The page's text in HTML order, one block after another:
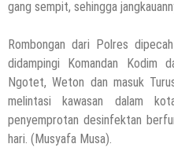
gang sempit, sehingga
Rombongan dari Polres
didampingi Komandan Kodim
Ngotet, Weton dan masuk
melintasi kawasan dalam
penyemprotan desinfektan
hari. (Musyafa Musa).